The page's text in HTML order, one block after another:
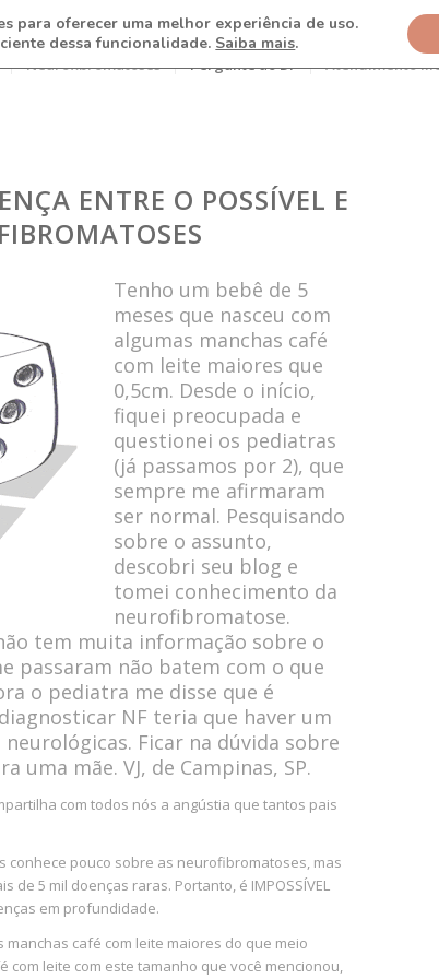
Neurofibromatoses Pergunte ao Dr Atendimento
ENTRE O POSSÍVEL E
Tenho um bebê de 5
meses que nasceu com
algumas manchas café
com leite maiores que
0,5cm. Desde o início,
fiquei preocupada e
questionei os pediatras
(já passamos por 2), que
sempre me afirmaram
ser normal. Pesquisando
sobre o assunto,
descobri seu blog e
tomei conhecimento da
neurofibromatose.
tem muita informação sobre o
passaram não batem com o que
o pediatra me disse que é
NF teria que haver um
Ficar na dúvida sobre
mãe. VJ, de Campinas, SP.
com todos nós a angústia que tantos pais
conhece pouco sobre as neurofibromatoses, mas
5 mil doenças raras. Portanto, é IMPOSSÍVEL
em profundidade.
café com leite maiores do que meio
com leite com este tamanho que você mencionou,
para oferecer uma melhor experiência de uso.
dessa funcionalidade. Saiba mais.